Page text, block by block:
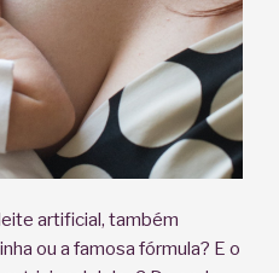
artificial, também
ou a famosa fórmula? E o